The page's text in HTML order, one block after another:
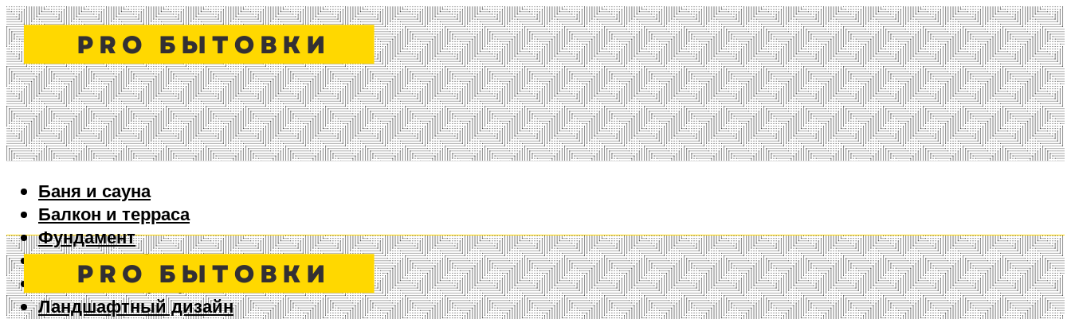
Баня и сауна
Балкон и терраса
Фундамент
Ворота и забор
Дизайн интерьера
Ландшафтный дизайн